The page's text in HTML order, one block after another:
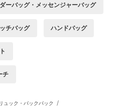
ーバッグ・メッセンジャーバッグ
チバッグ ハンドバッグ
チ
リュック・バックパック /